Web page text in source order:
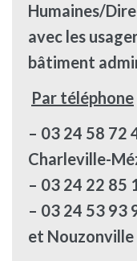
Humaines/
avec les
bâtiment
Par téléphone
– 03 24 58 72
Charleville-
– 03 24 22 85
– 03 24 53 93
et Nouzonville